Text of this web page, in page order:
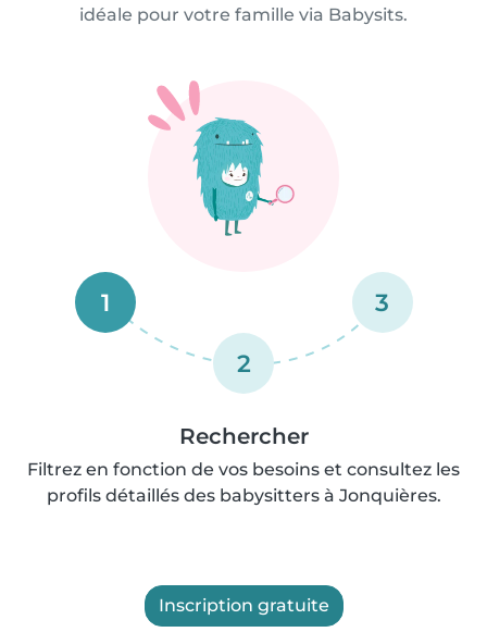
idéale pour votre famille via Babysits.
1
2
3
Rechercher
Filtrez en fonction de vos besoins et consultez les
profils détaillés des babysitters à Jonquières.
Inscription gratuite